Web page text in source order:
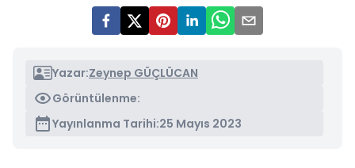
Yazar:Zeynep GÜÇLÜCAN
Görüntülenme:
Yayınlanma Tarihi:25 Mayıs 2023